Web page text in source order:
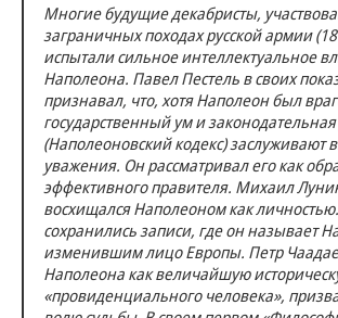
Многие будущие декабристы,
заграничных походах русской армии
испытали сильное интеллектуальное
Наполеона. Павел Пестель в своих
признавал, что, хотя Наполеон был
государственный ум и
(Наполеоновский кодекс) заслуживают
уважения. Он рассматривал его как
эффективного правителя. Михаил
восхищался Наполеоном как
сохранились записи, где он называет
изменившим лицо Европы. Петр
Наполеона как величайшую
«провиденциального человека»,